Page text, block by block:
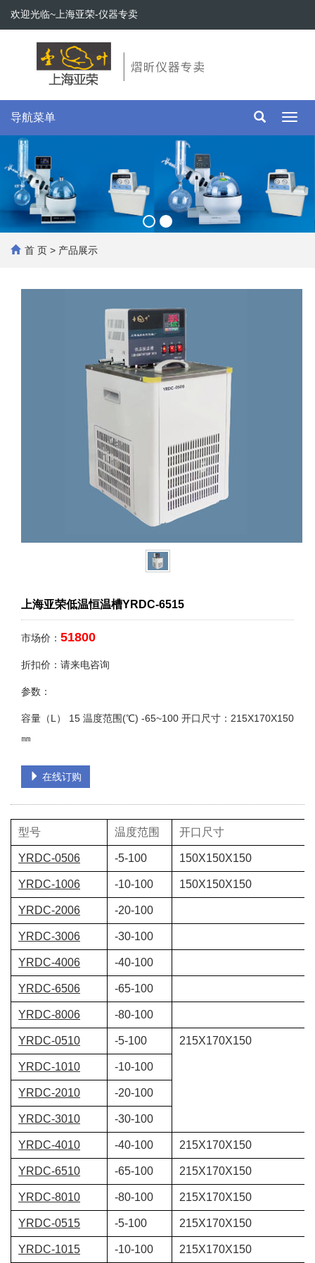
欢迎光临~上海亚荣-仪器专卖
导航菜单
首 页 > 产品展示
上海亚荣低温恒温槽YRDC-6515
市场价： 51800
折扣价：请来电咨询
参数：
容量（L） 15 温度范围(℃) -65~100 开口尺寸：215X170X150
㎜
在线订购
型号 温度范围 开口尺寸
YRDC-0506 -5-100 150X150X150
YRDC-1006 -10-100 150X150X150
YRDC-2006 -20-100
YRDC-3006 -30-100
YRDC-4006 -40-100
YRDC-6506 -65-100
YRDC-8006 -80-100
YRDC-0510 -5-100 215X170X150
YRDC-1010 -10-100
YRDC-2010 -20-100
YRDC-3010 -30-100
YRDC-4010 -40-100 215X170X150
YRDC-6510 -65-100 215X170X150
YRDC-8010 -80-100 215X170X150
YRDC-0515 -5-100 215X170X150
YRDC-1015 -10-100 215X170X150